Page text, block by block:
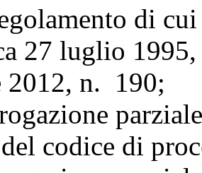
di
27 luglio
2012, n. 190;
parziale
codice di